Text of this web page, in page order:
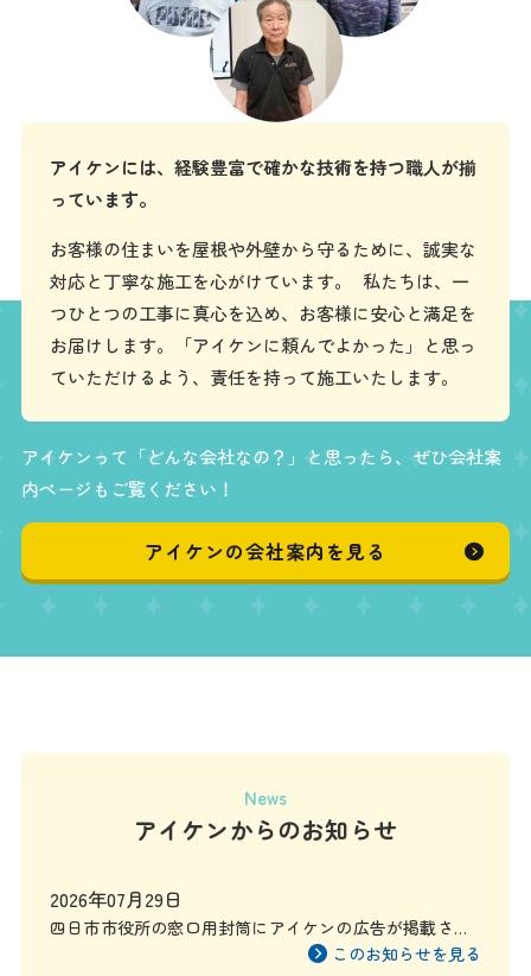
アイケンには、経験豊富で確かな技術を持つ職人が揃
っています。
お客様の住まいを屋根や外壁から守るために、誠実な
対応と丁寧な施工を心がけています。 私たちは、一
つひとつの工事に真心を込め、お客様に安心と満足を
お届けします。「アイケンに頼んでよかった」と思っ
ていただけるよう、責任を持って施工いたします。
アイケンって「どんな会社なの？」と思ったら、ぜひ会社案
内ページもご覧ください！
アイケンの会社案内を見る
News
アイケンからのお知らせ
2026年07月29日
四日市市役所の窓口用封筒にアイケンの広告が掲載され
このお知らせを見る